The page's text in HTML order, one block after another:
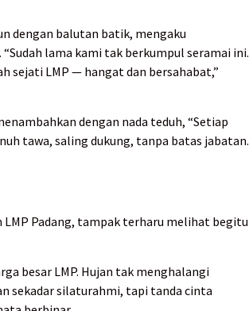
dengan balutan batik, mengaku
lama kami tak berkumpul seramai ini.
sejati LMP — hangat dan bersahabat,”
dengan nada teduh, “Setiap
tawa, saling dukung, tanpa batas jabatan.
LMP Padang, tampak terharu melihat begitu
besar LMP. Hujan tak menghalangi
sekadar silaturahmi, tapi tanda cinta